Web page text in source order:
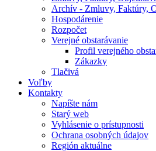
Archív - Zmluvy, Faktúry,
Hospodárenie
Rozpočet
Verejné obstarávanie
Profil verejného
Zákazky
Tlačivá
Voľby
Kontakty
Napíšte nám
Starý web
Vyhlásenie o prístupnosti
Ochrana osobných údajov
Región aktuálne